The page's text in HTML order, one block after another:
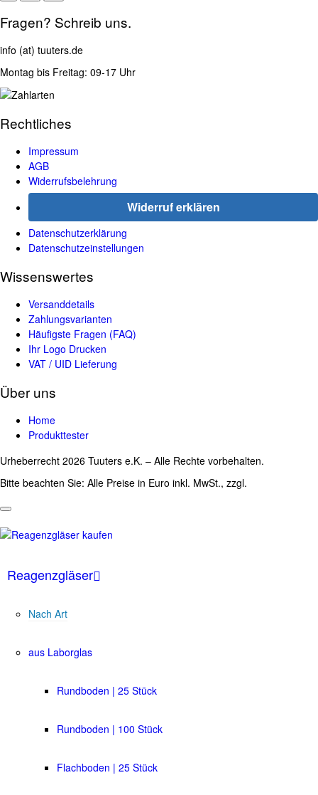
Fragen? Schreib uns.
info (at) tuuters.de
Montag bis Freitag: 09-17 Uhr
Rechtliches
Impressum
AGB
Widerrufsbelehrung
Widerruf erklären
Datenschutzerklärung
Datenschutzeinstellungen
Wissenswertes
Versanddetails
Zahlungsvarianten
Häufigste Fragen (FAQ)
Ihr Logo Drucken
VAT / UID Lieferung
Über uns
Home
Produkttester
Urheberrecht 2026 Tuuters e.K. – Alle Rechte vorbehalten.
Bitte beachten Sie: Alle Preise in Euro inkl. MwSt., zzgl.
Reagenzgläser
Nach Art
aus Laborglas
Rundboden | 25 Stück
Rundboden | 100 Stück
Flachboden | 25 Stück